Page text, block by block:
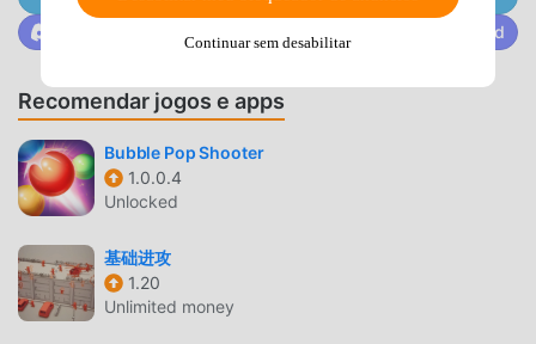
teachers, or anyone who needs a quick and visual dice
tool. The 3D dice give a realistic feel and satisfying
size screen, it will work across all phones and tablets.If
there on any issues with the app on your device please
upgrade to the latest version. If the application does not
load you may need to uninstall and reinstall to the new
version, This is to fix some internal issues on new devices.
DICEORAMA INTRODUÇÃO
Diceoramaé um jogo popular de casual que vem ganhando
Junte-se a @MODDROID.CO na comunidade do Discord
Recomendar jogos e apps
Bubble Pop Shooter
1.0.0.4
Unlocked
基础进攻
1.20
Unlimited money
Continuar sem desabilitar